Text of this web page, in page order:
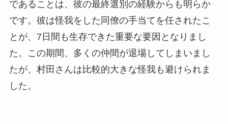
であることは、彼の最終選別の経験からも明らか
です。彼は怪我をした同僚の手当てを任されたこ
とが、7日間も生存できた重要な要因となりまし
た。この期間、多くの仲間が退場してしまいまし
たが、村田さんは比較的大きな怪我も避けられま
した。